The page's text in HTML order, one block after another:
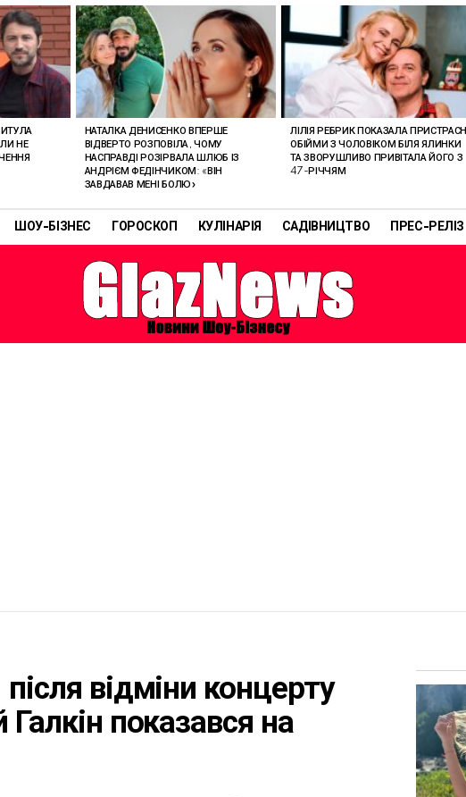
ШОУ-БІЗНЕС ГОРОСКОП КУЛІНАРІЯ САДІВНИЦТВО ПРЕС-РЕЛІЗ
НЕ
НАТАЛКА ДЕНИСЕНКО ВПЕРШЕ
ВІДВЕРТО РОЗПОВІЛА, ЧОМУ
НАСПРАВДІ РОЗІРВАЛА ШЛЮБ ІЗ
АНДРІЄМ ФЕДІНЧИКОМ: «ВІН
ЗАВДАВАВ МЕНІ БОЛЮ»
ЛІЛІЯ РЕБРИК ПОКАЗАЛА ПРИСТРАСНІ
ОБІЙМИ З ЧОЛОВІКОМ БІЛЯ ЯЛИНКИ
ТА ЗВОРУШЛИВО ПРИВІТАЛА ЙОГО З
47-РІЧЧЯМ
відміни концерту
показався на